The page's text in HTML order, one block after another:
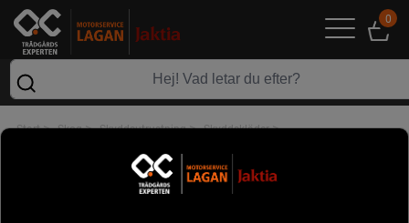
0
Start> Skog> Skyddsutrustning> Skyddskläder>